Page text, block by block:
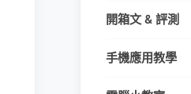
開箱文 & 評測
手機應用教學